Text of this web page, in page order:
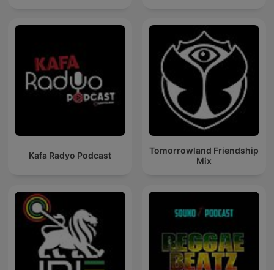
Kafa Radyo Podcast
Tomorrowland Friendship
Mix